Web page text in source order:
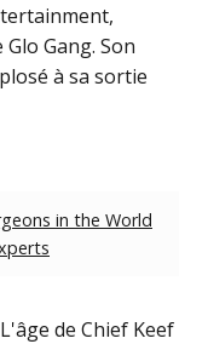
Gang. Son
à sa sortie
in the World
de Chief Keef